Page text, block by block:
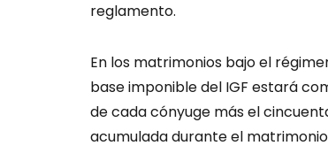
reglamento.
En los matrimonios bajo el
base imponible del IGF estará
de cada cónyuge más el
acumulada durante el